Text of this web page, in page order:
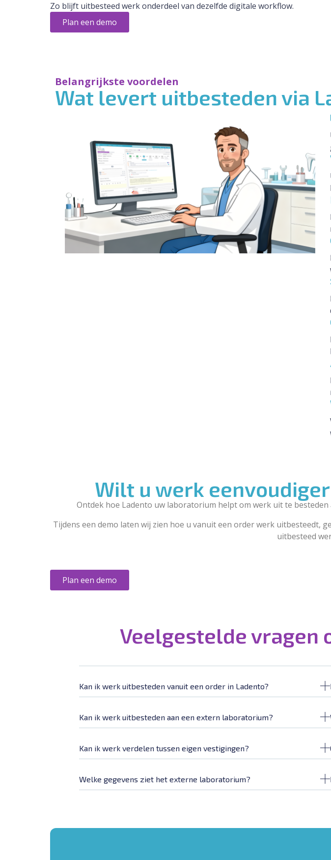
Zo blijft uitbesteed werk onderdeel van dezelfde digitale workflow.
Plan een demo
Belangrijkste voordelen
Wat levert uitbesteden via
Wilt u werk
Ontdek hoe Ladento uw laboratorium helpt om werk uit te
Tijdens een demo laten wij zien hoe u vanuit een order werk uitbesteedt,
uitbesteed
Plan een demo
Veelgestelde vragen
Kan ik werk uitbesteden vanuit een order in Ladento?
Kan ik werk uitbesteden aan een extern laboratorium?
Kan ik werk verdelen tussen eigen vestigingen?
Welke gegevens ziet het externe laboratorium?